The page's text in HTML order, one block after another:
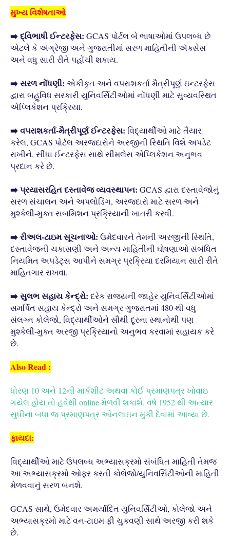
મુખ્ય વિશેષતાઓ
➡️ દ્વિભાષી ઈન્ટરફેસ: GCAS પોર્ટલ બે ભાષાઓમાં ઉપલબ્ધ છે
એટલે કે અંગ્રેજી અને ગુજરાતીમાં સરળ માહિતીની ઍક્સેસ
અને વધુ સારી રીતે પહોંચી શકાય.
➡️ સરળ નોંધણી: એકીકૃત અને વપરાશકર્તા મૈત્રીપૂર્ણ ઇન્ટરફેસ
દ્વારા બહુવિધ સરકારી યુનિવર્સિટીઓમાં નોંધણી માટે સુવ્યવસ્થિત
એપ્લિકેશન પ્રક્રિયા.
➡️ વપરાશકર્તા-મૈત્રીપૂર્ણ ઈન્ટરફેસ: વિદ્યાર્થીઓ માટે તૈયાર
કરેલ, GCAS પોર્ટલ અરજદારોને અરજીની સ્થિતિ વિશે અપડેટ
રાખીને, સીધા ઈન્ટરફેસ સાથે સીમલેસ એપ્લિકેશન અનુભવ
પ્રદાન કરે છે.
➡️ પ્રયાસરહિત દસ્તાવેજ વ્યવસ્થાપન: GCAS દ્વારા દસ્તાવેજોનું
સરળ સંચાલન અને અપલોડિંગ, અરજદારો માટે સરળ અને
મુશ્કેલી-મુક્ત સબમિશન પ્રક્રિયાની ખાતરી કરવી.
➡️ રીઅલ-ટાઇમ સૂચનાઓ: ઉમેદવારને તેમની અરજીની સ્થિતિ,
દસ્તાવેજની ચકાસણી અને અન્ય માહિતીની ઘોષણાઓ સંબંધિત
નિયમિત અપડેટ્સ આપીને સમગ્ર પ્રક્રિયા દરમિયાન સારી રીતે
માહિતગાર રાખવા.
➡️ સુલભ સહાય કેન્દ્રો: દરેક રાજ્યની જાહેર યુનિવર્સિટીઓમાં
સમર્પિત સહાય કેન્દ્રો અને સમગ્ર ગુજરાતમાં 480 થી વધુ
સંલગ્ન કોલેજો, વિદ્યાર્થીઓને સૌથી દૂરના સ્થાનોથી પણ
મુશ્કેલી-મુક્ત અરજી પ્રક્રિયાનો અનુભવ કરવામાં સહાયક કરે
છે.
Also Read :
ધોરણ 10 અને 12ની માર્કશીટ અથવા કોઈ પ્રમાણપત્ર ખોવાઇ
ગયેલ હોય તો હવેથી online મેળવી શકાશે. વર્ષ 1952 થી અત્યાર
સુધીના બધા જ પ્રમાણપત્ર ઓનલાઇન મુકી દેવામાં આવ્યા છે.
ફાયદા:
વિદ્યાર્થીઓ માટે ઉપલબ્ધ અભ્યાસક્રમો સંબંધિત માહિતી તેમજ
આ અભ્યાસક્રમો ઓફર કરતી કોલેજો/યુનિવર્સિટીઓની માહિતી
મેળવવાનું સરળ બનશે.
GCAS સાથે, ઉમેદવાર અમર્યાદિત યુનિવર્સિટીઓ, કોલેજો અને
અભ્યાસક્રમો માટે વન-ટાઇમ ફી ચુકવણી સાથે અરજી કરી શકે
છે.